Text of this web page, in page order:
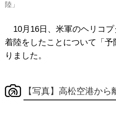
陸」
10月16日、米軍のヘリコ
着陸をしたことについて「
りました。
【写真】高松空港から